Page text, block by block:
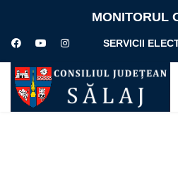
MONITORUL
SERVICII